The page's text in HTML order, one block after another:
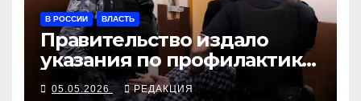
В РОССИИ ВЛАСТЬ
Правительство издало
указания по профилактике
на подростковом
05.05.2026 РЕДАКЦИЯ